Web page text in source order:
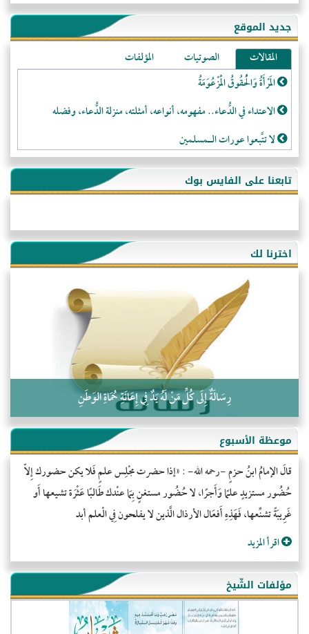
جديد الموقع
المقالات الصوتيات
المؤلفات
المَرْأَةُ وَالْحُقُوقُ الْمَزْعُوَمَةُ
الاعتداء في الدُّعاء.. مفهومه، أنواعه، أمثلته، منزلة الدُّعاء، وفضله
لا تتَّبعوا عورات الـمسلمين
فقه النَّصيحة عند الصَّحابة الكرام رضي الله عنهم
لَا عِزَّةَ إِلَّا بِالإِسْلَامِ
هذه سبيلنا فماذا تنقمون؟!
أُسُـسُ بَـيْـتِ الـمُسْـلِمِ
التَّعْلِيمُ القُرْآنِي
كلمة إلى إخواني السلفيين في الجزائر
تابعنا على الفايس بوك
اخترنا لك
رِسَالَةٌ إِلَى كُلِّ مَنْ لَهُ يَدٌ فِي إِعَانَةِ حُمَاةِ الوَطَنِ
موعظة الأسبوع
قالَ الإمامُ ابنُ حزمٍ -رحمه الله- : «إذا حضرت مجْلِس علمٍ فَلا يكن حضورك إِلاّ
حُضُور مستزيدٍ علمًا وَأَجرًا، لا حُضُور مستغنٍ بِمَا عنْدك طَالبًا عَثْرَة تشيعها أَو
غَرِيبَةً تشنِّعها، فَهَذِهِ أَفعَال الأرذال الَّذين لا يفلحون فِي الْعلم أبد
اقرأ المزيد
مؤلفات الشّيخ